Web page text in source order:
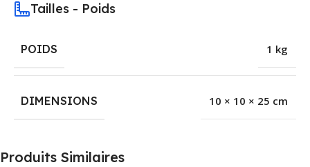
Tailles - Poids
POIDS 1 kg
DIMENSIONS 10 × 10 × 25 cm
Produits Similaires